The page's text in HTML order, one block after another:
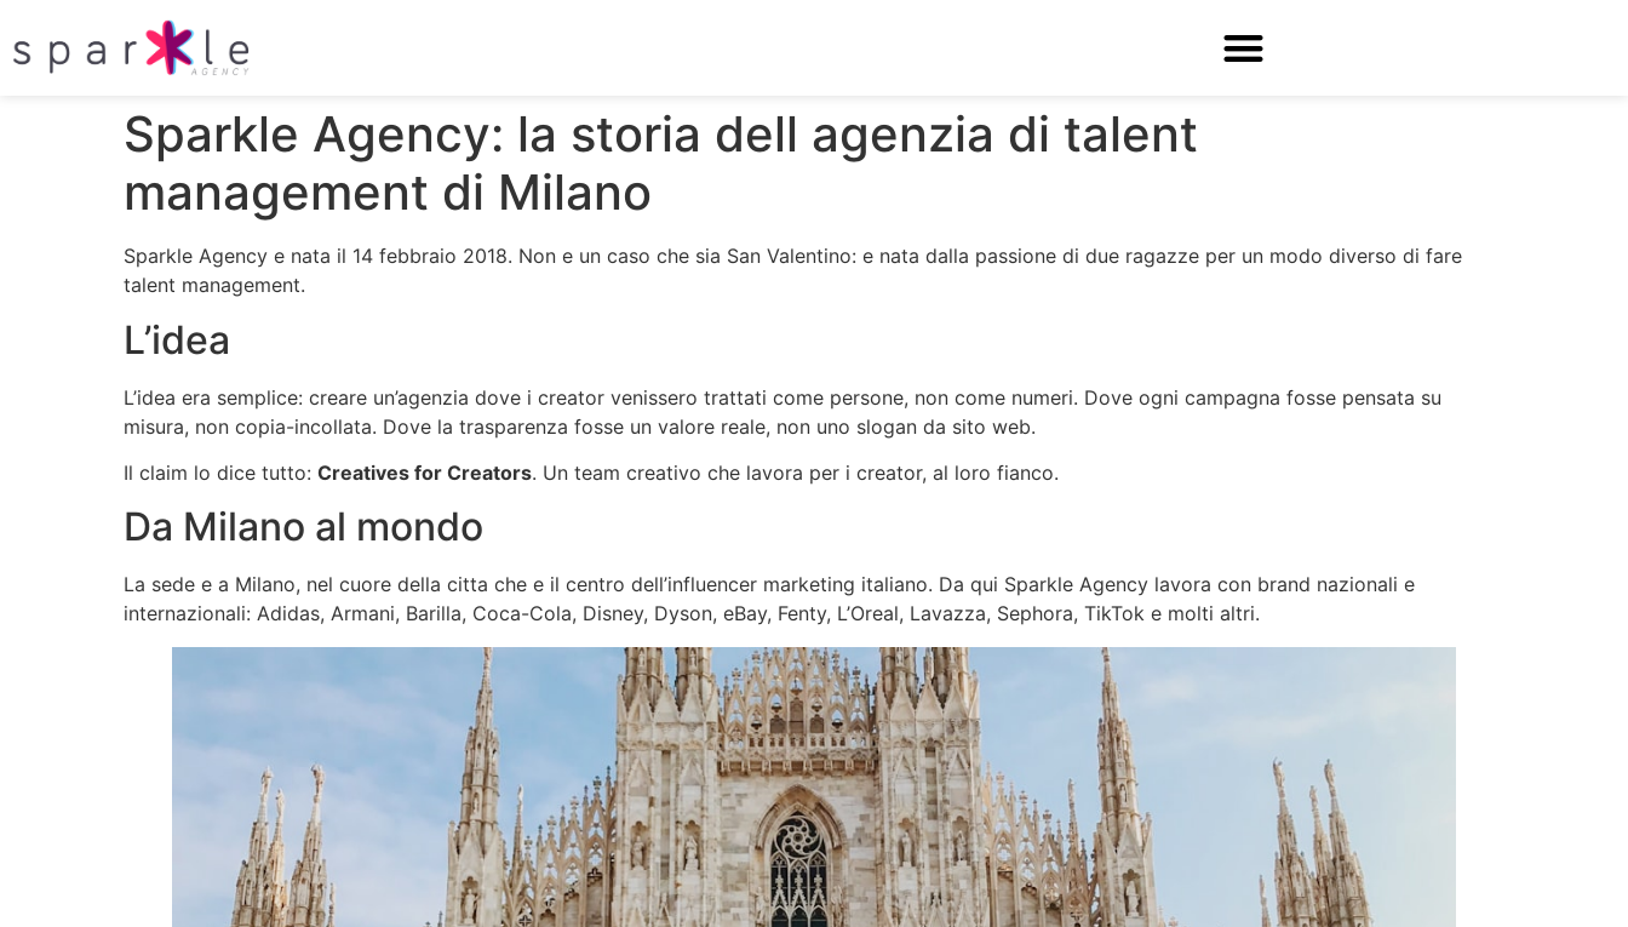
Sparkle Agency: la storia dell agenzia di talent
management di Milano
Sparkle Agency e nata il 14 febbraio 2018. Non e un caso che sia San Valentino: e nata dalla passione di due ragazze per un modo diverso di fare
talent management.
L’idea
L’idea era semplice: creare un’agenzia dove i creator venissero trattati come persone, non come numeri. Dove ogni campagna fosse pensata su
misura, non copia-incollata. Dove la trasparenza fosse un valore reale, non uno slogan da sito web.
Il claim lo dice tutto: Creatives for Creators. Un team creativo che lavora per i creator, al loro fianco.
Da Milano al mondo
La sede e a Milano, nel cuore della citta che e il centro dell’influencer marketing italiano. Da qui Sparkle Agency lavora con brand nazionali e
internazionali: Adidas, Armani, Barilla, Coca-Cola, Disney, Dyson, eBay, Fenty, L’Oreal, Lavazza, Sephora, TikTok e molti altri.